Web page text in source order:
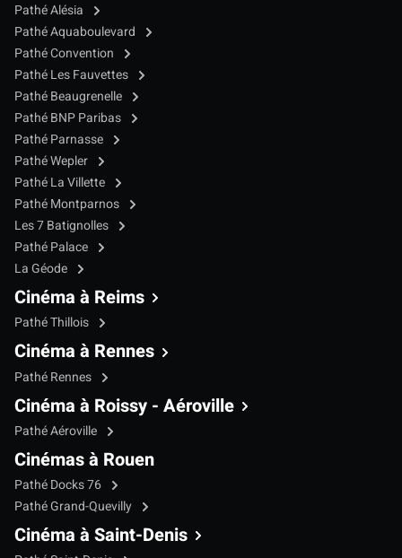
Pathé Alésia
Pathé Aquaboulevard
Pathé Convention
Pathé Les Fauvettes
Pathé Beaugrenelle
Pathé BNP Paribas
Pathé Parnasse
Pathé Wepler
Pathé La Villette
Pathé Montparnos
Les 7 Batignolles
Pathé Palace
La Géode
Cinéma à Reims
Pathé Thillois
Cinéma à Rennes
Pathé Rennes
Cinéma à Roissy - Aéroville
Pathé Aéroville
Cinémas à Rouen
Pathé Docks 76
Pathé Grand-Quevilly
Cinéma à Saint-Denis